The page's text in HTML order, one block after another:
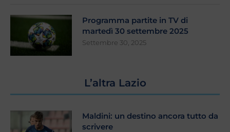
Programma partite in TV di
martedì 30 settembre 2025
Settembre 30, 2025
L’altra Lazio
Maldini: un destino ancora tutto da
scrivere